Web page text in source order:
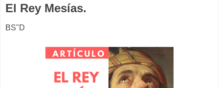
El Rey Mesías.
BS"D